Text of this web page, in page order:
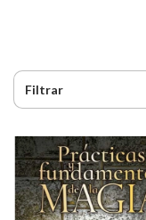
Filtrar